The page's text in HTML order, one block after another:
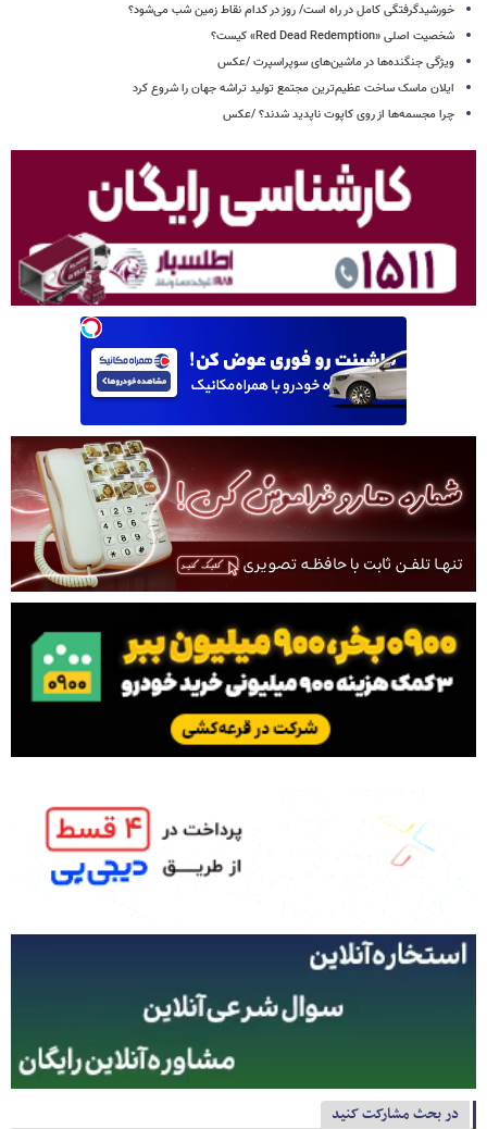
خورشیدگرفتگی کامل در راه است/ روز در کدام نقاط زمین شب می‌شود؟
شخصیت اصلی «Red Dead Redemption» کیست؟
ویژگی جنگنده‌ها در ماشین‌های سوپراسپرت /عکس
ایلان ماسک ساخت عظیم‌ترین مجتمع تولید تراشه جهان را شروع کرد
چرا مجسمه‌ها از روی کاپوت‌ ناپدید شدند؟ /عکس
در بحث مشارکت کنید